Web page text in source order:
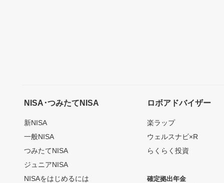
NISA･つみたてNISA
新NISA
一般NISA
つみたてNISA
ジュニアNISA
NISAをはじめるには
ロボアドバイザー
楽ラップ
ウェルスナビ×R
らくらく投資
確定拠出年金